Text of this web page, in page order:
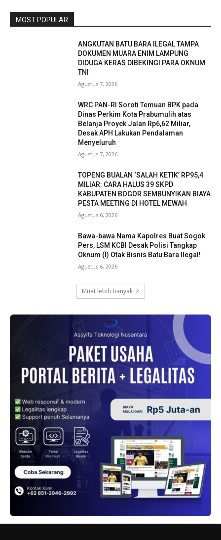
MOST POPULAR
ANGKUTAN BATU BARA ILEGAL TAMPA
DOKUMEN MUARA ENIM LAMPUNG
DIDUGA KERAS DIBEKINGI PARA OKNUM
TNI
Agustus 7, 2026
WRC PAN-RI Soroti Temuan BPK pada
Dinas Perkim Kota Prabumulih atas
Belanja Proyek Jalan Rp6,62 Miliar,
Desak APH Lakukan Pendalaman
Menyeluruh
Agustus 7, 2026
TOPENG BUALAN ‘SALAH KETIK’ RP95,4
MILIAR: CARA HALUS 39 SKPD
KABUPATEN BOGOR SEMBUNYIKAN BIAYA
PESTA MEETING DI HOTEL MEWAH
Agustus 6, 2026
Bawa-bawa Nama Kapolres Buat Sogok
Pers, LSM KCBI Desak Polisi Tangkap
Oknum (I) Otak Bisnis Batu Bara Ilegal!
Agustus 6, 2026
Muat lebih banyak